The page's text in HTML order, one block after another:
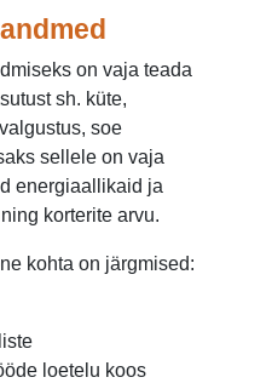
on vaja teada
sh. küte,
soe
sellele on vaja
energiaallikaid ja
korterite arvu.
kohta on järgmised:
loetelu koos